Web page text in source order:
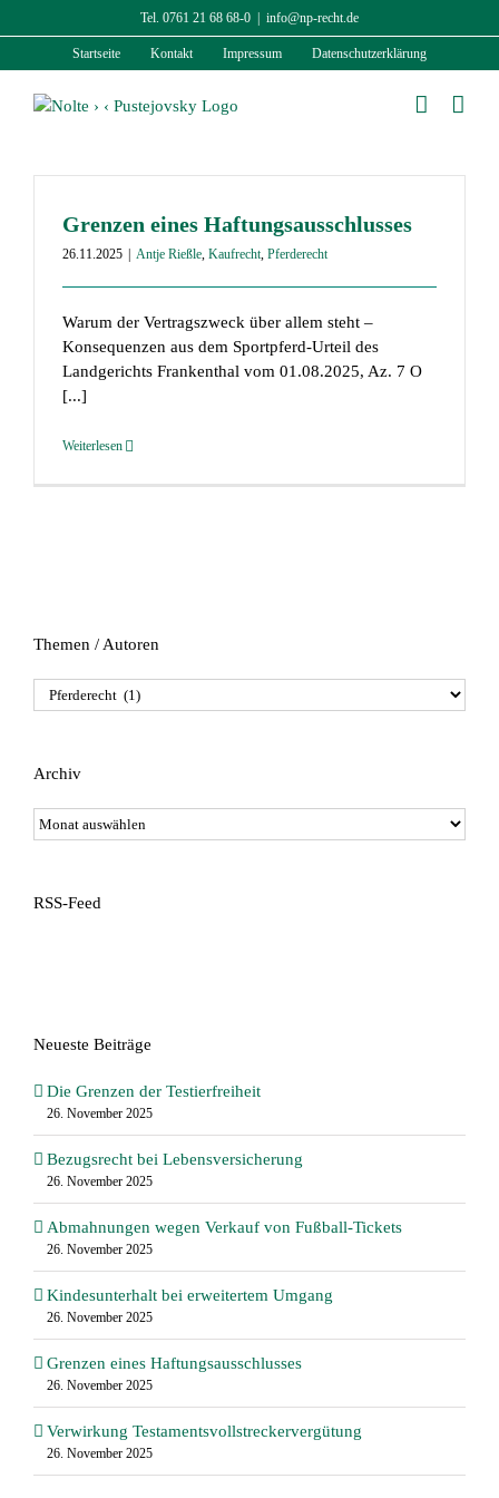
Inhalt
Tel. 0761 21 68 68-0 info@np-recht.de
Startseite Kontakt Impressum Datenschutzerklärung
Grenzen eines Haftungsausschlusses
26.11.2025 Antje Rießle, Kaufrecht, Pferderecht
Warum der Vertragszweck über allem steht –
Konsequenzen aus dem Sportpferd-Urteil des
Landgerichts Frankenthal vom 01.08.2025, Az. 7 O
[...]
Weiterlesen
Themen / Autoren
Themen
/
Archiv
Archiv
RSS-Feed
Neueste Beiträge
Die Grenzen der Testierfreiheit
26. November 2025
Bezugsrecht bei Lebensversicherung
26. November 2025
Abmahnungen wegen Verkauf von Fußball-Tickets
26. November 2025
Kindesunterhalt bei erweitertem Umgang
26. November 2025
Grenzen eines Haftungsausschlusses
26. November 2025
Verwirkung Testamentsvollstreckervergütung
26. November 2025